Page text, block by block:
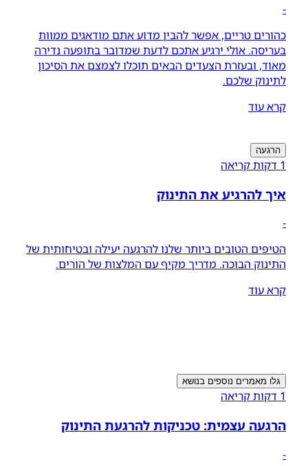
-
כהורים טריים, אפשר להבין מדוע אתם מודאגים ממוות
בעריסה. אולי ירגיע אתכם לדעת שמדובר בתופעה נדירה
מאוד, ובעזרת הצעדים הבאים תוכלו לצמצם את הסיכון
לתינוק שלכם.
קרא עוד
הרגעה
1 דקות קריאה
איך להרגיע את התינוק
-
הטיפים הטובים ביותר שלנו להרגעה יעילה ובטיחותית של
התינוק הבוכה. מדריך מקיף עם המלצות של הורים.
קרא עוד
גלו מאמרים נוספים בנושא
1 דקות קריאה
הרגעה עצמית: טכניקות להרגעת התינוק
-